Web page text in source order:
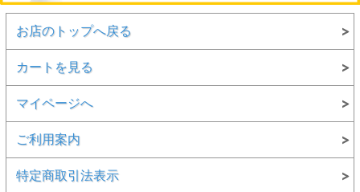
お店のトップへ戻る
カートを見る
マイページへ
ご利用案内
特定商取引法表示